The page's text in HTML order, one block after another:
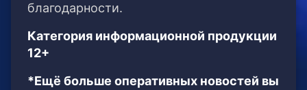
благодарности.
Категория информационной продукции
12+
*Ещё больше оперативных новостей вы